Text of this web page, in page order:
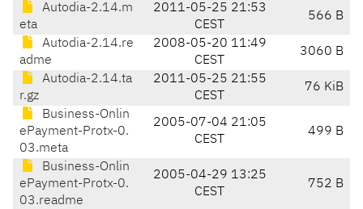
Autodia-2.14.m
eta
2011-05-25 21:53
CEST
566 B
Autodia-2.14.re
adme
2008-05-20 11:49
CEST
3060 B
Autodia-2.14.ta
r.gz
2011-05-25 21:55
CEST
76 KiB
Business-Onlin
ePayment-Protx-0.
03.meta
2005-07-04 21:05
CEST
499 B
Business-Onlin
ePayment-Protx-0.
03.readme
2005-04-29 13:25
CEST
752 B